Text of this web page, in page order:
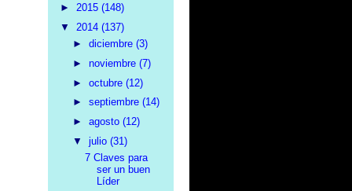
► 2015 (148)
▼ 2014 (137)
► diciembre (3)
► noviembre (7)
► octubre (12)
► septiembre (14)
► agosto (12)
▼ julio (31)
7 Claves para
ser un buen
Líder